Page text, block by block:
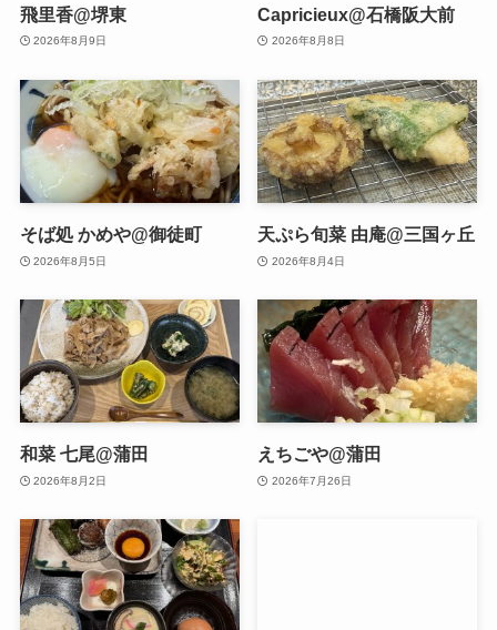
飛里香@堺東
2026年8月9日
Capricieux@石橋阪大前
2026年8月8日
そば処 かめや@御徒町
2026年8月5日
天ぷら旬菜 由庵@三国ヶ丘
2026年8月4日
和菜 七尾@蒲田
2026年8月2日
えちごや@蒲田
2026年7月26日